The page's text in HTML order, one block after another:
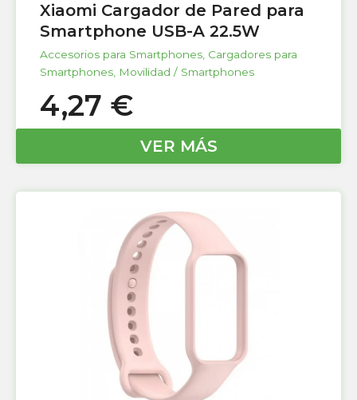
Xiaomi Cargador de Pared para
Smartphone USB-A 22.5W
Accesorios para Smartphones, Cargadores para
Smartphones, Movilidad / Smartphones
4,27 €
VER MÁS